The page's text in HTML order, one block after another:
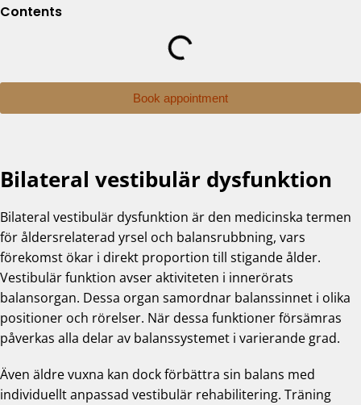
Contents
Book appointment
Bilateral vestibulär dysfunktion
Bilateral vestibulär dysfunktion är den medicinska termen
för åldersrelaterad yrsel och balansrubbning, vars
förekomst ökar i direkt proportion till stigande ålder.
Vestibulär funktion avser aktiviteten i innerörats
balansorgan. Dessa organ samordnar balanssinnet i olika
positioner och rörelser. När dessa funktioner försämras
påverkas alla delar av balanssystemet i varierande grad.
Även äldre vuxna kan dock förbättra sin balans med
individuellt anpassad vestibulär rehabilitering. Träning